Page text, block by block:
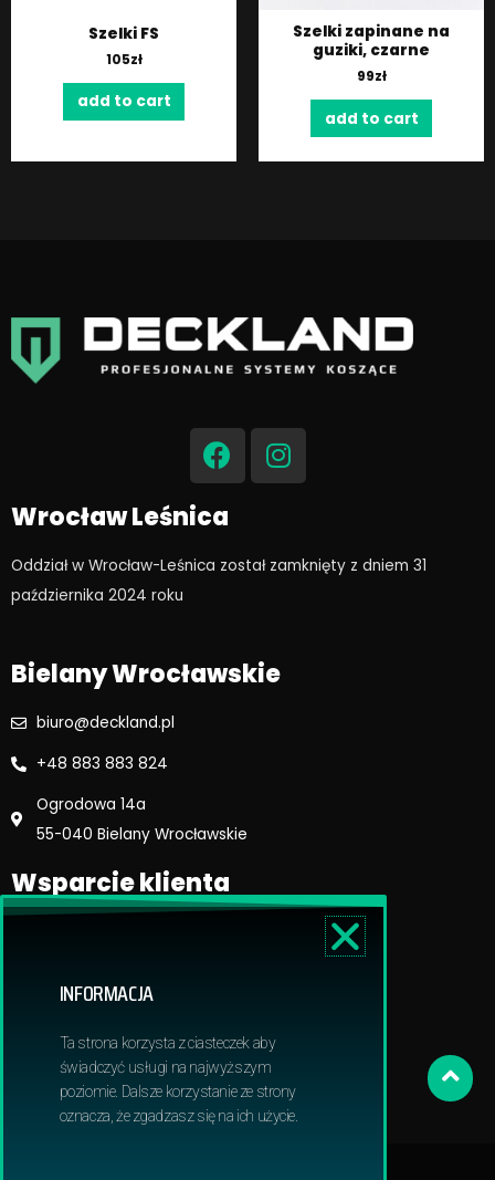
Szelki FS
105zł
add to cart
Szelki zapinane na
guziki, czarne
99zł
add to cart
F
a
c
e
b
o
I
n
s
g
Wrocław Leśnica
Oddział w Wrocław-Leśnica został zamknięty z dniem 31
października 2024 roku​
Bielany Wrocławskie
biuro@deckland.pl
+48 883 883 824
Ogrodowa 14a
55-040 Bielany Wrocławskie
Wsparcie klienta
Dostawa i płatność
Obowiązek informacyjny RODO
INFORMACJA
Ta strona korzysta z ciasteczek aby
świadczyć usługi na najwyższym
poziomie. Dalsze korzystanie ze strony
oznacza, że zgadzasz się na ich użycie.